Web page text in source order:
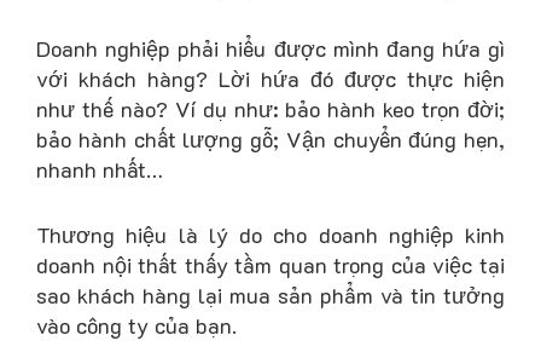
Doanh nghiệp phải hiểu được mình đang hứa gì
với khách hàng? Lời hứa đó được thực hiện
như thế nào? Ví dụ như: bảo hành keo trọn đời;
bảo hành chất lượng gỗ; Vận chuyển đúng hẹn,
nhanh nhất…
Thương hiệu là lý do cho doanh nghiệp kinh
doanh nội thất thấy tầm quan trọng của việc tại
sao khách hàng lại mua sản phẩm và tin tưởng
vào công ty của bạn.